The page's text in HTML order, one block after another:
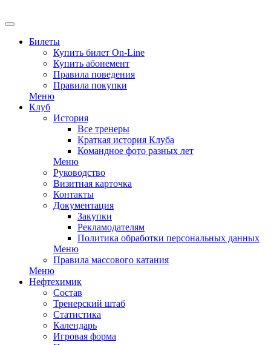
Билеты
Купить билет On-Line
Купить абонемент
Правила поведения
Правила покупки
Меню
Клуб
История
Все тренеры
Краткая история Клуба
Командное фото разных лет
Меню
Руководство
Визитная карточка
Контакты
Документация
Закупки
Рекламодателям
Политика обработки персональных данных
Меню
Правила массового катания
Меню
Нефтехимик
Состав
Тренерский штаб
Статистика
Календарь
Игровая форма